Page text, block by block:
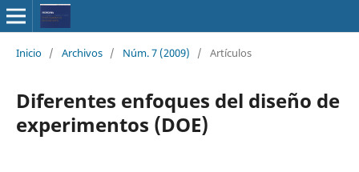
Inicio / Archivos / Núm. 7 (2009) / Artículos
Diferentes enfoques del diseño de
experimentos (DOE)